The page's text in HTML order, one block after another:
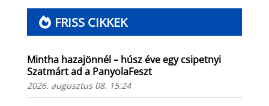
FRISS CIKKEK
Mintha hazajönnél – húsz éve egy csipetnyi
Szatmárt ad a PanyolaFeszt
2026. augusztus 08. 15:24